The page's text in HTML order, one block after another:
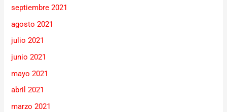
septiembre 2021
agosto 2021
julio 2021
junio 2021
mayo 2021
abril 2021
marzo 2021